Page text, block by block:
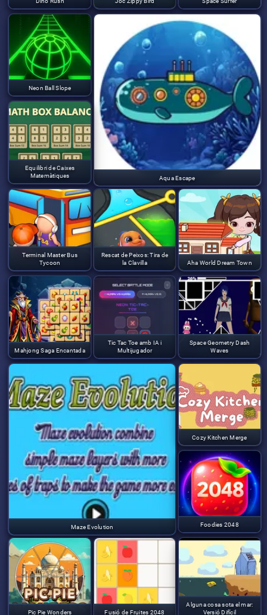
Neon Ball Slope
Aqua Escape
Equilibri de Caixes
Matemàtiques
Terminal Master Bus
Tycoon
Rescat de Peixos: Tira de
la Clavilla
Aha World Dream Town
Mahjong Saga Encantada
Tic Tac Toe amb IA i
Multijugador
Space Geometry Dash
Waves
Maze Evolution
Cozy Kitchen Merge
Foodies 2048
Pic Pie Wonders Fusió de Fruites 2048
Alguna cosa sota el mar:
Versió Difícil